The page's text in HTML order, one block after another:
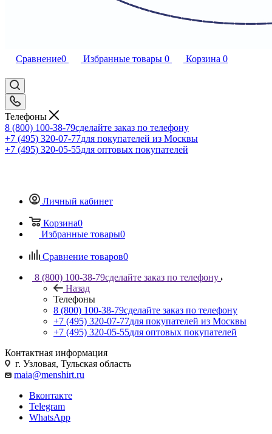
Сравнение0 Избранные товары 0 Корзина 0
Телефоны
8 (800) 100-38-79сделайте заказ по телефону
+7 (495) 320-07-77для покупателей из Москвы
+7 (495) 320-05-55для оптовых покупателей
Личный кабинет
Корзина0
Избранные товары0
Сравнение товаров0
8 (800) 100-38-79сделайте заказ по телефону
Назад
Телефоны
8 (800) 100-38-79сделайте заказ по телефону
+7 (495) 320-07-77для покупателей из Москвы
+7 (495) 320-05-55для оптовых покупателей
Контактная информация
г. Узловая, Тульская область
maia@menshirt.ru
Вконтакте
Telegram
WhatsApp